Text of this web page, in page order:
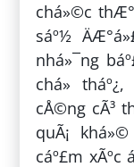
chá»©c
sáº½
nhá»¯ng
chá»
cÅ©ng cÃ³
quÃ¡ khá»©
cáº£m xÃºc